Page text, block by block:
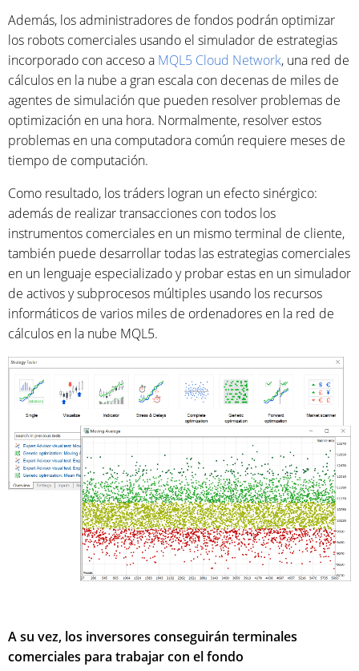
Además, los administradores de fondos podrán optimizar
los robots comerciales usando el simulador de estrategias
incorporado con acceso a MQL5 Cloud Network, una red de
cálculos en la nube a gran escala con decenas de miles de
agentes de simulación que pueden resolver problemas de
optimización en una hora. Normalmente, resolver estos
problemas en una computadora común requiere meses de
tiempo de computación.
Como resultado, los tráders logran un efecto sinérgico:
además de realizar transacciones con todos los
instrumentos comerciales en un mismo terminal de cliente,
también puede desarrollar todas las estrategias comerciales
en un lenguaje especializado y probar estas en un simulador
de activos y subprocesos múltiples usando los recursos
informáticos de varios miles de ordenadores en la red de
cálculos en la nube MQL5.
A su vez, los inversores conseguirán terminales
comerciales para trabajar con el fondo